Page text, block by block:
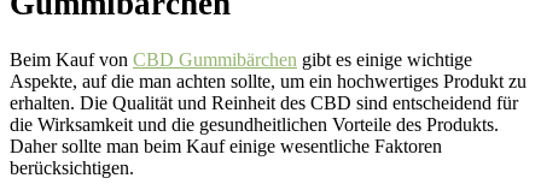
Beim Kauf von CBD Gummibärchen gibt es einige wichtige
Aspekte, auf die man achten sollte, um ein hochwertiges Produkt zu
erhalten. Die Qualität und Reinheit des CBD sind entscheidend für
die Wirksamkeit und die gesundheitlichen Vorteile des Produkts.
Daher sollte man beim Kauf einige wesentliche Faktoren
berücksichtigen.